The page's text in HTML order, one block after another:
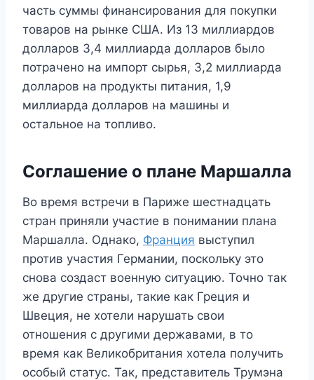
часть суммы финансирования для покупки
товаров на рынке США. Из 13 миллиардов
долларов 3,4 миллиарда долларов было
потрачено на импорт сырья, 3,2 миллиарда
долларов на продукты питания, 1,9
миллиарда долларов на машины и
остальное на топливо.
Соглашение о плане Маршалла
Во время встречи в Париже шестнадцать
стран приняли участие в понимании плана
Маршалла. Однако, Франция выступил
против участия Германии, поскольку это
снова создаст военную ситуацию. Точно так
же другие страны, такие как Греция и
Швеция, не хотели нарушать свои
отношения с другими державами, в то
время как Великобритания хотела получить
особый статус. Так, представитель Трумэна